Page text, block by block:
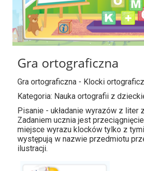
Gra ortograficzna
Gra ortograficzna - Klocki
Kategoria: Nauka ortografii z
Pisanie - układanie wyrazów z liter
Zadaniem ucznia jest
miejsce wyrazu klocków tylko z
występują w nazwie przedmiotu
ilustracji.